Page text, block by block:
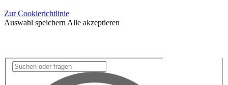
Zur Cookierichtlinie
Auswahl speichern Alle akzeptieren